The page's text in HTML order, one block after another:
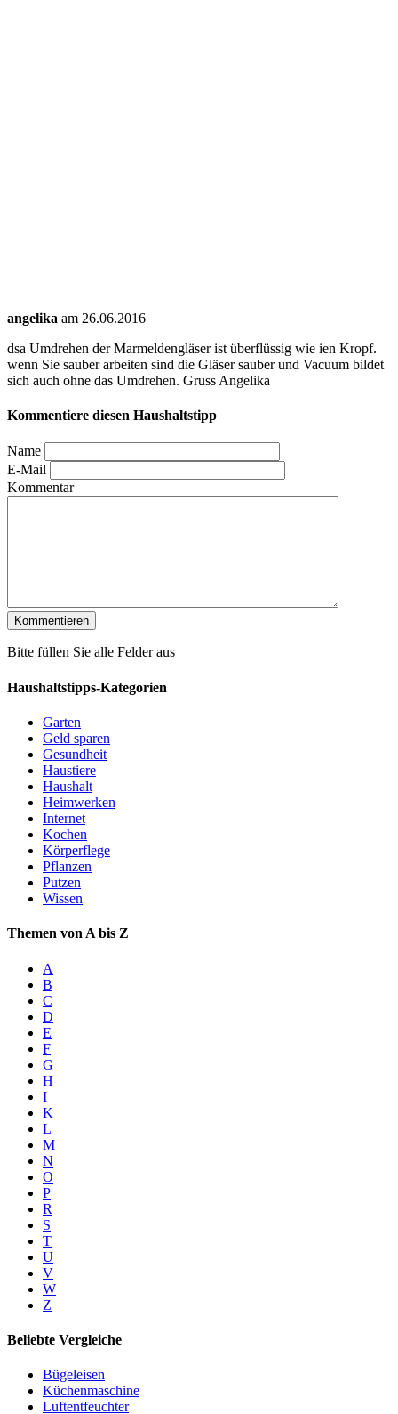
angelika am 26.06.2016
dsa Umdrehen der Marmeldengläser ist überflüssig wie ien Kropf.
wenn Sie sauber arbeiten sind die Gläser sauber und Vacuum bildet
sich auch ohne das Umdrehen. Gruss Angelika
Kommentiere diesen Haushaltstipp
Name
E-Mail
Kommentar
Bitte füllen Sie alle Felder aus
Haushaltstipps-Kategorien
Garten
Geld sparen
Gesundheit
Haustiere
Haushalt
Heimwerken
Internet
Kochen
Körperflege
Pflanzen
Putzen
Wissen
Themen von A bis Z
A
B
C
D
E
F
G
H
I
K
L
M
N
O
P
R
S
T
U
V
W
Z
Beliebte Vergleiche
Bügeleisen
Küchenmaschine
Luftentfeuchter